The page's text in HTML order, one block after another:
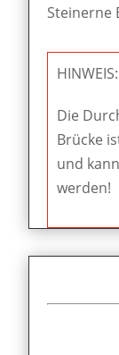
Steinerne
HINWEIS:
Die
Brücke
und
werden!